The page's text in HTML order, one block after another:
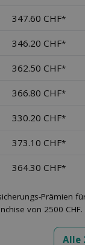
347.60 CHF*
346.20 CHF*
362.50 CHF*
366.80 CHF*
330.20 CHF*
373.10 CHF*
364.30 CHF*
Prämien
von 2500 CHF.
Alle